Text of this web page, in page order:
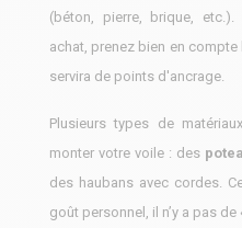
(béton, pierre, brique,
achat, prenez bien en
servira de points d'ancrage.
Plusieurs types de
monter votre voile : des
des haubans avec cordes.
goût personnel, il n’y a pas